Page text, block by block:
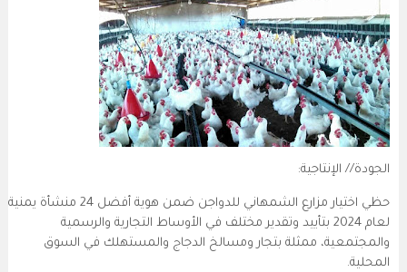
الجودة// الإنتاجية:
حظي اختيار مزارع الشمهاني للدواجن ضمن هوية أفضل 24 منشأة يمنية
لعام 2024 بتأييد وتقدير مختلف في الأوساط التجارية والرسمية
والمجتمعية، ممثلة بتجار ومسالخ الدجاج والمستهلك في السوق
المحلية.